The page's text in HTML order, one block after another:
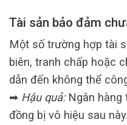
Tài sản bảo đảm
Một số trường hợp tài
biên, tranh chấp hoặc
dẫn đến không thể
➡ Hậu quả:Ngân hàng
đồng bị vô hiệu sau này.